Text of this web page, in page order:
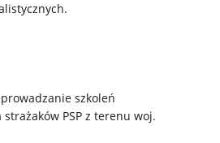
szkoleń
PSP z terenu woj.